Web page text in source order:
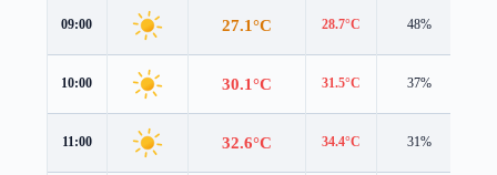
09:00 27.1°C 28.7°C 48%
10:00 30.1°C 31.5°C 37%
11:00 32.6°C 34.4°C 31%